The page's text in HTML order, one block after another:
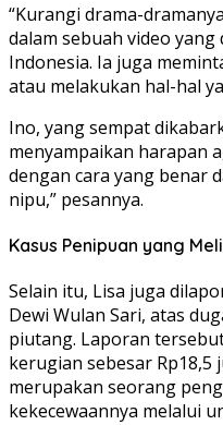
“Kurangi drama-
dalam sebuah video yang
Indonesia. Ia juga
atau melakukan hal-hal
Ino, yang sempat
menyampaikan harapan
dengan cara yang benar
nipu,” pesannya.
Kasus Penipuan yang
Selain itu, Lisa juga
Dewi Wulan Sari, atas
piutang. Laporan
kerugian sebesar Rp18,5
merupakan seorang
kekecewaannya melalui